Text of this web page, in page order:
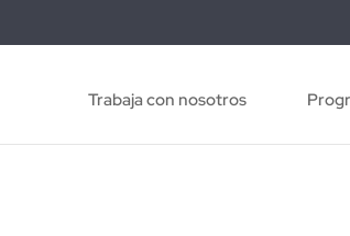
Trabaja con nosotros